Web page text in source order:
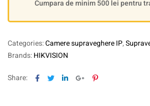
Cumpara de minim 500 lei pentru
Categories:Camere supraveghere IP,
Brands:HIKVISION
Share: Facebook
TwitterLinkedinGoogle+Pinterest